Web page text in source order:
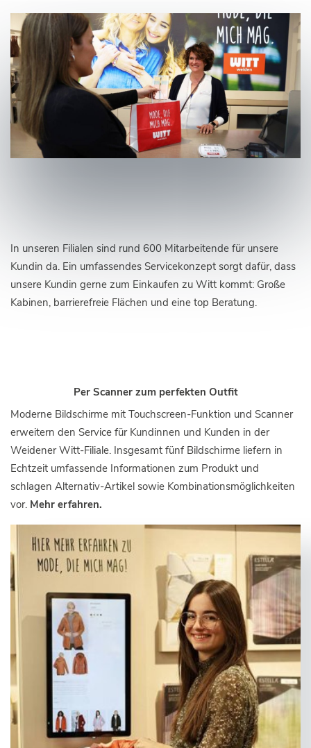
In unseren Filialen sind rund 600 Mitarbeitende für unsere
Kundin da. Ein umfassendes Servicekonzept sorgt dafür, dass
unsere Kundin gerne zum Einkaufen zu Witt kommt: Große
Kabinen, barrierefreie Flächen und eine top Beratung.
Per Scanner zum perfekten Outfit
Moderne Bildschirme mit Touchscreen-Funktion und Scanner
erweitern den Service für Kundinnen und Kunden in der
Weidener Witt-Filiale. Insgesamt fünf Bildschirme liefern in
Echtzeit umfassende Informationen zum Produkt und
schlagen Alternativ-Artikel sowie Kombinationsmöglichkeiten
vor. Mehr erfahren.